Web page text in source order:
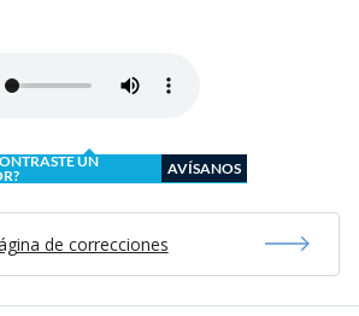
UN
AVÍSANOS
de correcciones